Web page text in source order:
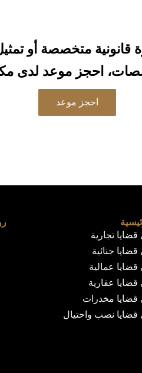
قانونية متخصصة أو
احجز موعد لدى
احجز موعد
تجارية
جنائية
عمالية
عقارية
قضايا مخدرات
نصب واحتيال